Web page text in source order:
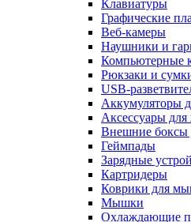
Клавиатуры
Графические
Веб-камеры
Наушники и
Компьютерные
Рюкзаки и
USB-
Аккумуляторы
Аксессуары для
Внешние боксы
Геймпады
Зарядные
Картридеры
Коврики для
Мышки
Охлаждающие